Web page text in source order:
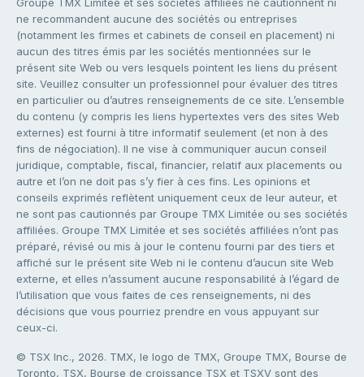
Groupe TMX Limitée et ses sociétés affiliées ne cautionnent ni
ne recommandent aucune des sociétés ou entreprises
(notamment les firmes et cabinets de conseil en placement) ni
aucun des titres émis par les sociétés mentionnées sur le
présent site Web ou vers lesquels pointent les liens du présent
site. Veuillez consulter un professionnel pour évaluer des titres
en particulier ou d’autres renseignements de ce site. L’ensemble
du contenu (y compris les liens hypertextes vers des sites Web
externes) est fourni à titre informatif seulement (et non à des
fins de négociation). Il ne vise à communiquer aucun conseil
juridique, comptable, fiscal, financier, relatif aux placements ou
autre et l’on ne doit pas s’y fier à ces fins. Les opinions et
conseils exprimés reflètent uniquement ceux de leur auteur, et
ne sont pas cautionnés par Groupe TMX Limitée ou ses sociétés
affiliées. Groupe TMX Limitée et ses sociétés affiliées n’ont pas
préparé, révisé ou mis à jour le contenu fourni par des tiers et
affiché sur le présent site Web ni le contenu d’aucun site Web
externe, et elles n’assument aucune responsabilité à l’égard de
l’utilisation que vous faites de ces renseignements, ni des
décisions que vous pourriez prendre en vous appuyant sur
ceux-ci.
© TSX Inc., 2026. TMX, le logo de TMX, Groupe TMX, Bourse de
Toronto, TSX, Bourse de croissance TSX et TSXV sont des